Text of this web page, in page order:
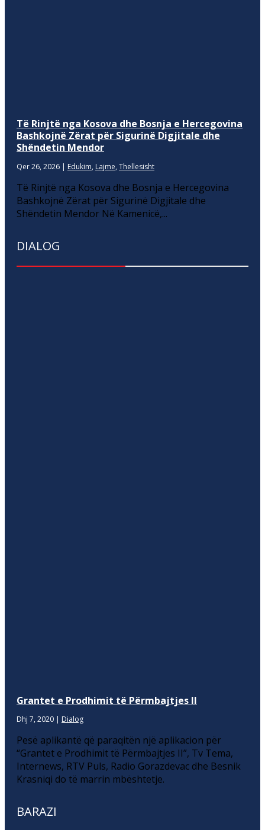
Të Rinjtë nga Kosova dhe Bosnja e Hercegovina
Bashkojnë Zërat për Sigurinë Digjitale dhe
Shëndetin Mendor
Qer 26, 2026 | Edukim, Lajme, Thellesisht
Të Rinjtë nga Kosova dhe Bosnja e Hercegovina
Bashkojnë Zërat për Sigurinë Digjitale dhe
Shëndetin Mendor Në Kamenicë,...
DIALOG
Grantet e Prodhimit të Përmbajtjes II
Dhj 7, 2020 | Dialog
Pesë aplikantë që paraqitën një aplikacion për
“Grantet e Prodhimit të Përmbajtjes II”, Tv Tema,
Internews, RTV Puls, Radio Gorazdevac dhe Besnik
Krasniqi do të marrin mbështetje.
BARAZI